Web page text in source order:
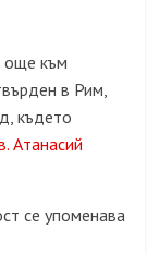
още към
в Рим,
където
Атанасий
се упоменава